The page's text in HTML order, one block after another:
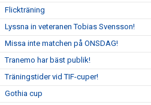
Flickträning
Lyssna in veteranen Tobias Svensson!
Missa inte matchen på ONSDAG!
Tranemo har bäst publik!
Träningstider vid TIF-cuper!
Gothia cup